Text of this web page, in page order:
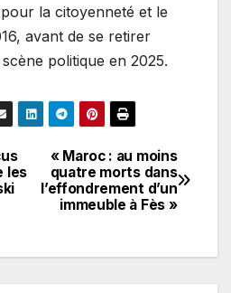
la citoyenneté et le
avant de se retirer
politique en 2025.
« Maroc : au moins
quatre morts dans
l’effondrement d’un
immeuble à Fès »
les